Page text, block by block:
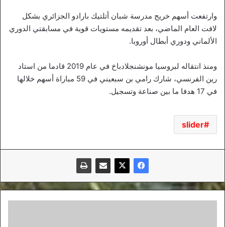
وارتفعت أسهم خريج مدرسة شبان أتلتيك بارادو الجزائري بشكل
لافت العام الماضي، بعد تقديمه مستويات قوية في مسابقتي الدوري
الألماني ودوري أبطال أوروبا.
ومنذ انتقاله لبروسيا مونشنجلادباخ في عام 2019 قادما من استاد
رين الفرنسي، شارك رامي بن سبعيني في 59 مباراة أسهم خلالها
في 17 هدفا ما بين صناعة وتسجيل.
slider